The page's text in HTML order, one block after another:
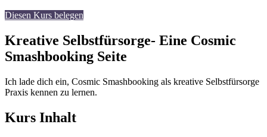
Diesen Kurs belegen
Kreative Selbstfürsorge- Eine Cosmic
Smashbooking Seite
Ich lade dich ein, Cosmic Smashbooking als kreative Selbstfürsorge
Praxis kennen zu lernen.
Kurs Inhalt